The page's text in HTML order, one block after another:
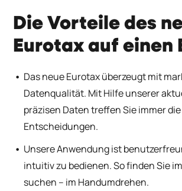
Die Vorteile des
Eurotax auf einen
Das neue Eurotax überzeugt mit
Datenqualität. Mit Hilfe unserer
präzisen Daten treffen Sie immer
Entscheidungen.
Unsere Anwendung ist
intuitiv zu bedienen. So finden Sie
suchen – im Handumdrehen.